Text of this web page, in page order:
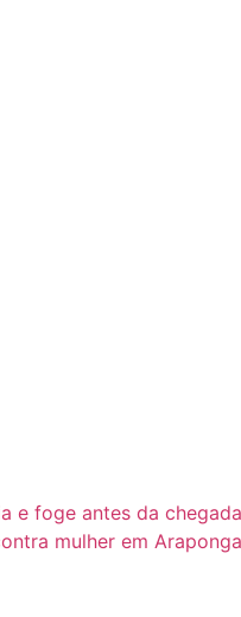
e foge antes da
mulher em